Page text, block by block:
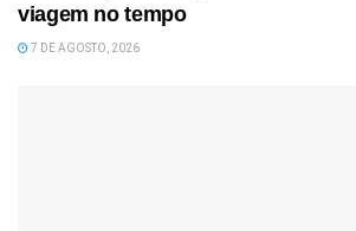
viagem no tempo
7 DE AGOSTO, 2026